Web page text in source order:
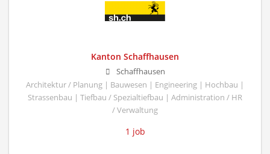
Kanton Schaffhausen
Schaffhausen
Architektur / Planung | Bauwesen | Engineering | Hochbau |
Strassenbau | Tiefbau / Spezialtiefbau | Administration / HR
/ Verwaltung
1 job